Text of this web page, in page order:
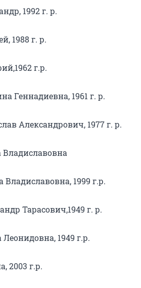
1992 г. р.
1988 г. р.
г.р.
Геннадиевна, 1961 г. р.
Александрович, 1977 г. р.
1999 г.р.
Тарасович,1949 г. р.
1949 г.р.
2003 г.р.